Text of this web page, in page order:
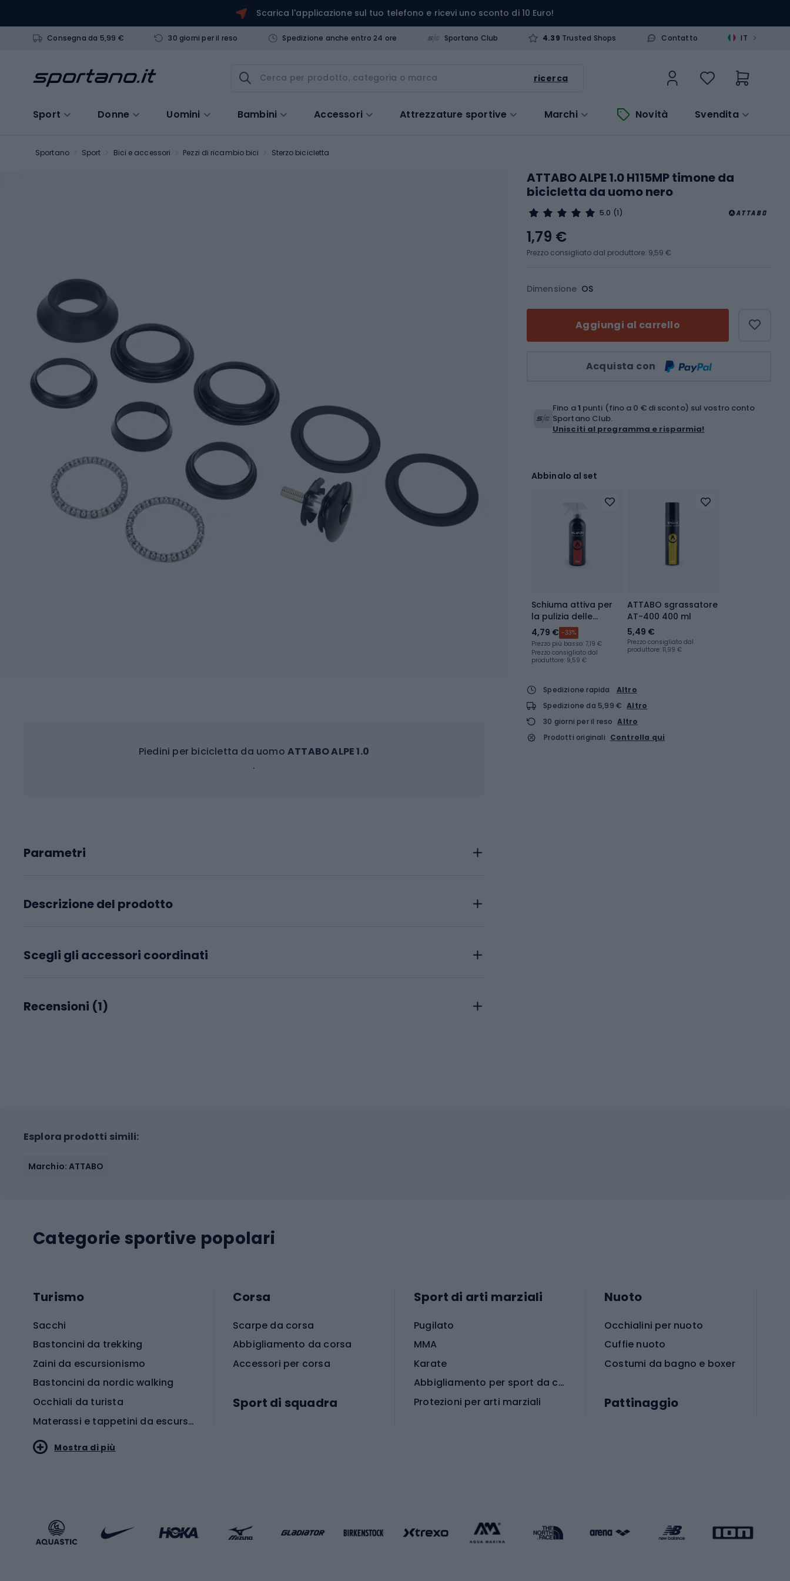
Scarica l'applicazione sul tuo telefono e ricevi uno sconto di 10 Euro!
Consegna da 5,99 € 30 giorni per il reso Spedizione anche entro 24 ore Sportano Club 4.39 Trusted Shops Contatto IT >
ricerca
Sport Donne Uomini Bambini Accessori Attrezzature sportive Marchi Novità Svendita
Sportano Sport Bici e accessori Pezzi di ricambio bici Sterzo bicicletta
Piedini per bicicletta da uomoATTABO ALPE 1.0
.
Parametri
Descrizione del prodotto
Scegli gli accessori coordinati
Recensioni (1)
ATTABO ALPE 1.0 H115MP timone da
bicicletta da uomo nero
5.0 (1)
Dimensione OS
Aggiungi al carrello
Acquista con
1,79 €
Prezzo consigliato dal produttore: 9,59 €
Fino a1 punti (fino a 0 € di sconto) sul vostro conto
Sportano Club.
Unisciti al programma e risparmia!
Abbinalo al set
Schiuma attiva per
la pulizia delle
biciclette ATTABO
AT-500 500 ml
4,79 € -33%
Prezzo più basso: 7,19 €
Prezzo consigliato dal
produttore: 9,59 €
ATTABO sgrassatore
AT-400 400 ml
5,49 €
Prezzo consigliato dal
produttore: 11,99 €
Spedizione rapida
Altro
Spedizione da 5,99 € Altro
30 giorni per il reso Altro
Prodotti originali Controlla qui
Esplora prodotti simili:
Marchio: ATTABO
Categorie sportive popolari
Turismo
Sacchi
Bastoncini da trekking
Zaini da escursionismo
Bastoncini da nordic walking
Occhiali da turista
Materassi e tappetini da escursionismo
Accessori Sportstyle
Corsa
Scarpe da corsa
Abbigliamento da corsa
Accessori per corsa
Sport di squadra
Abbigliamento da basket
Sport di arti marziali
Pugilato
MMA
Karate
Abbigliamento per sport da combattimento
Protezioni per arti marziali
Yoga
Abbigliamento fitness
Nuoto
Occhialini per nuoto
Cuffie nuoto
Costumi da bagno e boxer
Pattinaggio
Caschi da pattinaggio
Mostra di più